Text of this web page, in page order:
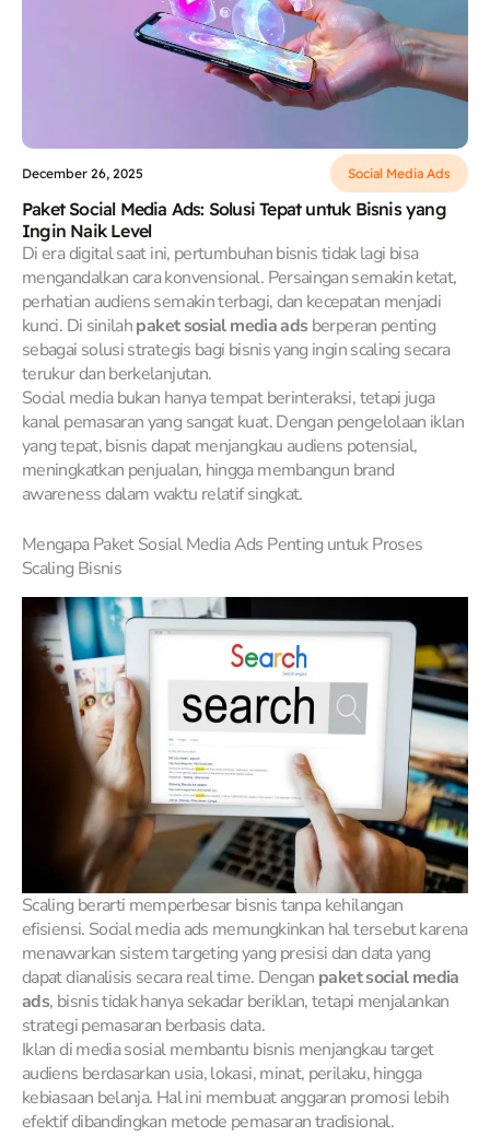
December 26, 2025 Social Media Ads
Paket Social Media Ads: Solusi Tepat untuk Bisnis yang
Ingin Naik Level
Di era digital saat ini, pertumbuhan bisnis tidak lagi bisa
mengandalkan cara konvensional. Persaingan semakin ketat,
perhatian audiens semakin terbagi, dan kecepatan menjadi
kunci. Di sinilahpaket sosial media adsberperan penting
sebagai solusi strategis bagi bisnis yang ingin scaling secara
terukur dan berkelanjutan.
Social media bukan hanya tempat berinteraksi, tetapi juga
kanal pemasaran yang sangat kuat. Dengan pengelolaan iklan
yang tepat, bisnis dapat menjangkau audiens potensial,
meningkatkan penjualan, hingga membangun brand
awareness dalam waktu relatif singkat.
Mengapa Paket Sosial Media Ads Penting untuk Proses
Scaling Bisnis
Scaling berarti memperbesar bisnis tanpa kehilangan
efisiensi. Social media ads memungkinkan hal tersebut karena
menawarkan sistem targeting yang presisi dan data yang
dapat dianalisis secara real time. Dengan paket social media
ads, bisnis tidak hanya sekadar beriklan, tetapi menjalankan
strategi pemasaran berbasis data.
Iklan di media sosial membantu bisnis menjangkau target
audiens berdasarkan usia, lokasi, minat, perilaku, hingga
kebiasaan belanja. Hal ini membuat anggaran promosi lebih
efektif dibandingkan metode pemasaran tradisional.